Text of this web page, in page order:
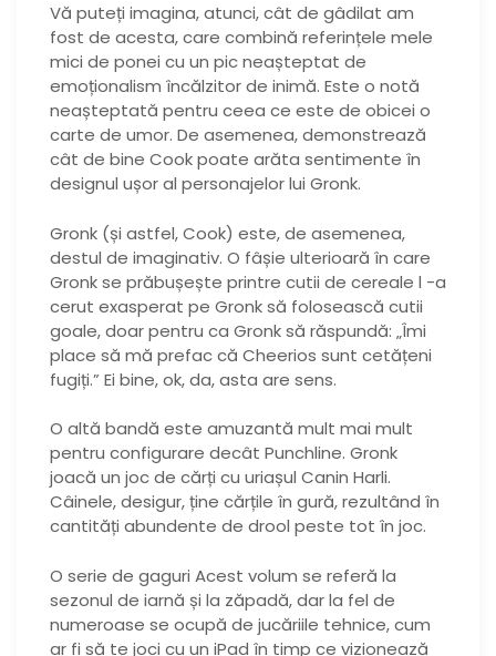
Vă puteți imagina, atunci, cât de gâdilat am
fost de acesta, care combină referințele mele
mici de ponei cu un pic neașteptat de
emoționalism încălzitor de inimă. Este o notă
neașteptată pentru ceea ce este de obicei o
carte de umor. De asemenea, demonstrează
cât de bine Cook poate arăta sentimente în
designul ușor al personajelor lui Gronk.
Gronk (și astfel, Cook) este, de asemenea,
destul de imaginativ. O fâșie ulterioară în care
Gronk se prăbușește printre cutii de cereale l -a
cerut exasperat pe Gronk să folosească cutii
goale, doar pentru ca Gronk să răspundă: „Îmi
place să mă prefac că Cheerios sunt cetățeni
fugiți.” Ei bine, ok, da, asta are sens.
O altă bandă este amuzantă mult mai mult
pentru configurare decât Punchline. Gronk
joacă un joc de cărți cu uriașul Canin Harli.
Câinele, desigur, ține cărțile în gură, rezultând în
cantități abundente de drool peste tot în joc.
O serie de gaguri Acest volum se referă la
sezonul de iarnă și la zăpadă, dar la fel de
numeroase se ocupă de jucăriile tehnice, cum
ar fi să te joci cu un iPad în timp ce vizionează